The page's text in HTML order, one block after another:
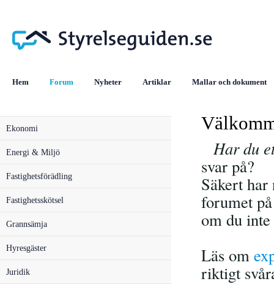
Hem Forum Nyheter Artiklar Mallar och dokument
Ekonomi
Energi & Miljö
Fastighetsförädling
Fastighetsskötsel
Grannsämja
Hyresgäster
Juridik
Har du
svar på?
Säkert har
forumet
om du
Läs om
riktigt